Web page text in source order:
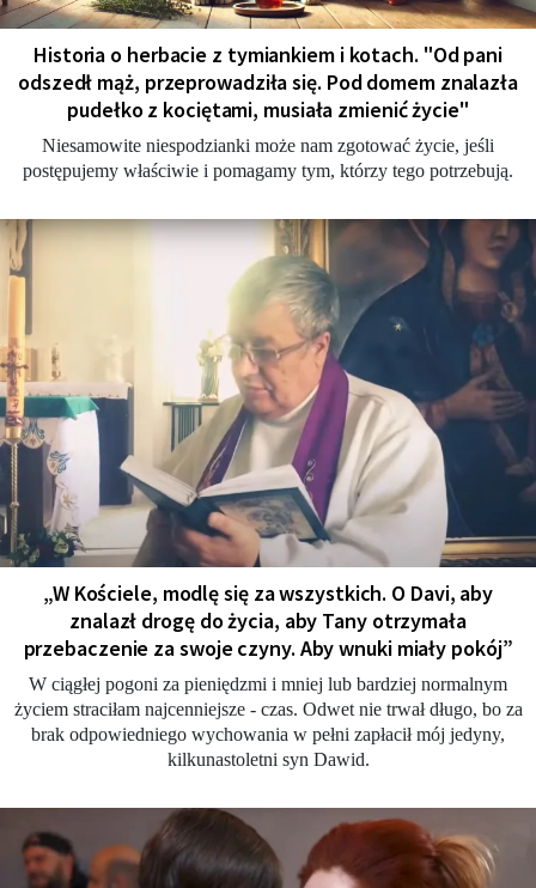
Historia o herbacie z tymiankiem i kotach. "Od pani
odszedł mąż, przeprowadziła się. Pod domem znalazła
pudełko z kociętami, musiała zmienić życie"
Niesamowite niespodzianki może nam zgotować życie, jeśli
postępujemy właściwie i pomagamy tym, którzy tego potrzebują.
„W Kościele, modlę się za wszystkich. O Davi, aby
znalazł drogę do życia, aby Tany otrzymała
przebaczenie za swoje czyny. Aby wnuki miały pokój”
W ciągłej pogoni za pieniędzmi i mniej lub bardziej normalnym
życiem straciłam najcenniejsze - czas. Odwet nie trwał długo, bo za
brak odpowiedniego wychowania w pełni zapłacił mój jedyny,
kilkunastoletni syn Dawid.